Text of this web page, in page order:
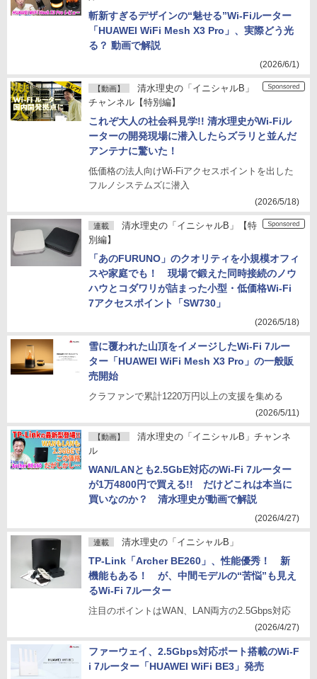
斬新すぎるデザインの“魅せる”Wi-Fiルーター
「HUAWEI WiFi Mesh X3 Pro」、実際どう光
る？ 動画で解説
(2026/6/1)
【動画】
清水理史の「イニシャルB」
チャンネル【特別編】
これぞ大人の社会科見学!! 清水理史がWi-Fiル
ーターの開発現場に潜入したらズラリと並んだ
アンテナに驚いた！
低価格の法人向けWi-Fiアクセスポイントを出した
フルノシステムズに潜入
(2026/5/18)
連載
清水理史の「イニシャルB」【特
別編】
「あのFURUNO」のクオリティを小規模オフィ
スや家庭でも！ 現場で鍛えた同時接続のノウ
ハウとコダワリが詰まった小型・低価格Wi-Fi
7アクセスポイント「SW730」
(2026/5/18)
雪に覆われた山頂をイメージしたWi-Fi 7ルー
ター「HUAWEI WiFi Mesh X3 Pro」の一般販
売開始
クラファンで累計1220万円以上の支援を集める
(2026/5/11)
【動画】
清水理史の「イニシャルB」チャンネ
ル
WAN/LANとも2.5GbE対応のWi-Fi 7ルーター
が1万4800円で買える!! だけどこれは本当に
買いなのか？ 清水理史が動画で解説
(2026/4/27)
連載 清水理史の「イニシャルB」
TP-Link「Archer BE260」、性能優秀！ 新
機能もある！ が、中間モデルの“苦悩”も見え
るWi-Fi 7ルーター
注目のポイントはWAN、LAN両方の2.5Gbps対応
(2026/4/27)
ファーウェイ、2.5Gbps対応ポート搭載のWi-F
i 7ルーター「HUAWEI WiFi BE3」発売